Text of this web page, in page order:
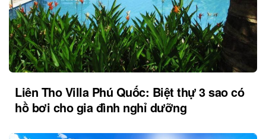
Liên Tho Villa Phú Quốc: Biệt thự 3 sao có
hồ bơi cho gia đình nghỉ dưỡng